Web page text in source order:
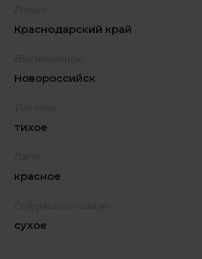
Краснодарский край
Новороссийск
тихое
красное
сухое